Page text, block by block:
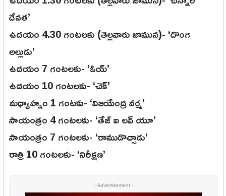
దేవత’
ఉదయం 4.30 గంటలకు (తెల్లవారు జామున)- ‘దొంగ
అల్లుడు’
ఉదయం 7 గంటలకు- ‘ఓయ్’
ఉదయం 10 గంటలకు- ‘చెక్’
మధ్యాహ్నం 1 గంటకు- ‘విజయేంద్ర వర్మ’
సాయంత్రం 4 గంటలకు- ‘తేజ్ ఐ లవ్ యూ’
సాయంత్రం 7 గంటలకు- ‘రాముడొచ్చాడు’
రాత్రి 10 గంటలకు- ‘నిరీక్షణ’
- Advertisement -